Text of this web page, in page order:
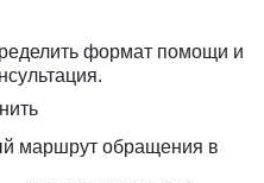
формат помощи и
маршрут обращения в